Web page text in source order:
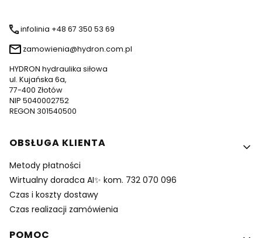
infolinia +48 67 350 53 69
zamowienia@hydron.com.pl
HYDRON hydraulika siłowa
ul. Kujańska 6a,
77-400 Złotów
NIP 5040002752
REGON 301540500
Linki w stopce
OBSŁUGA KLIENTA
Metody płatności
Wirtualny doradca AI✨ kom. 732 070 096
Czas i koszty dostawy
Czas realizacji zamówienia
POMOC